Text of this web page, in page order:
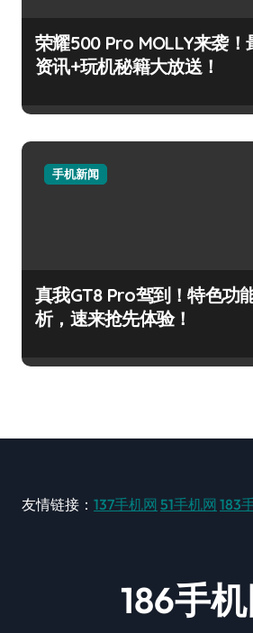
荣耀500 Pro MOLLY来袭！
资讯+玩机秘籍大放送！
手机新闻
真我GT8 Pro驾到！特色功
析，速来抢先体验！
友情链接： 137手机网 51手机网 183
186手